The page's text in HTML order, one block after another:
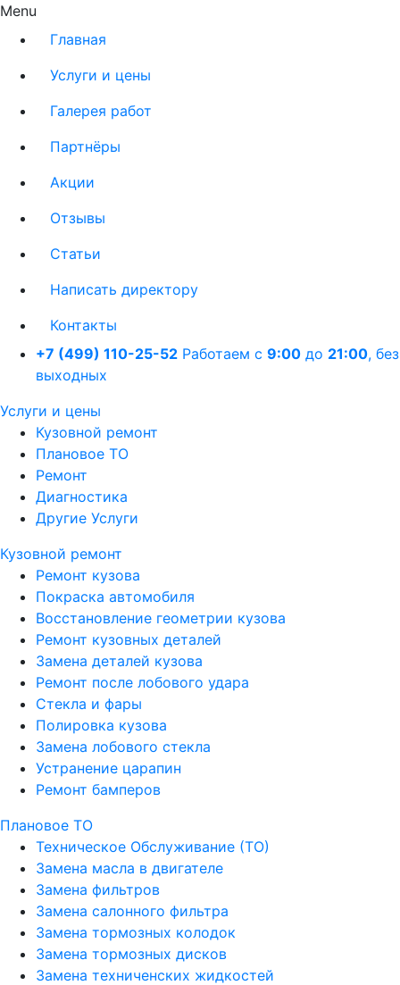
Menu
Главная
Услуги и цены
Галерея работ
Партнёры
Акции
Отзывы
Статьи
Написать директору
Контакты
+7 (499) 110-25-52 Работаем с 9:00 до 21:00, без
выходных
Услуги и цены
Кузовной ремонт
Плановое ТО
Ремонт
Диагностика
Другие Услуги
Кузовной ремонт
Ремонт кузова
Покраска автомобиля
Восстановление геометрии кузова
Ремонт кузовных деталей
Замена деталей кузова
Ремонт после лобового удара
Стекла и фары
Полировка кузова
Замена лобового стекла
Устранение царапин
Ремонт бамперов
Плановое ТО
Техническое Обслуживание (ТО)
Замена масла в двигателе
Замена фильтров
Замена салонного фильтра
Замена тормозных колодок
Замена тормозных дисков
Замена техниченских жидкостей